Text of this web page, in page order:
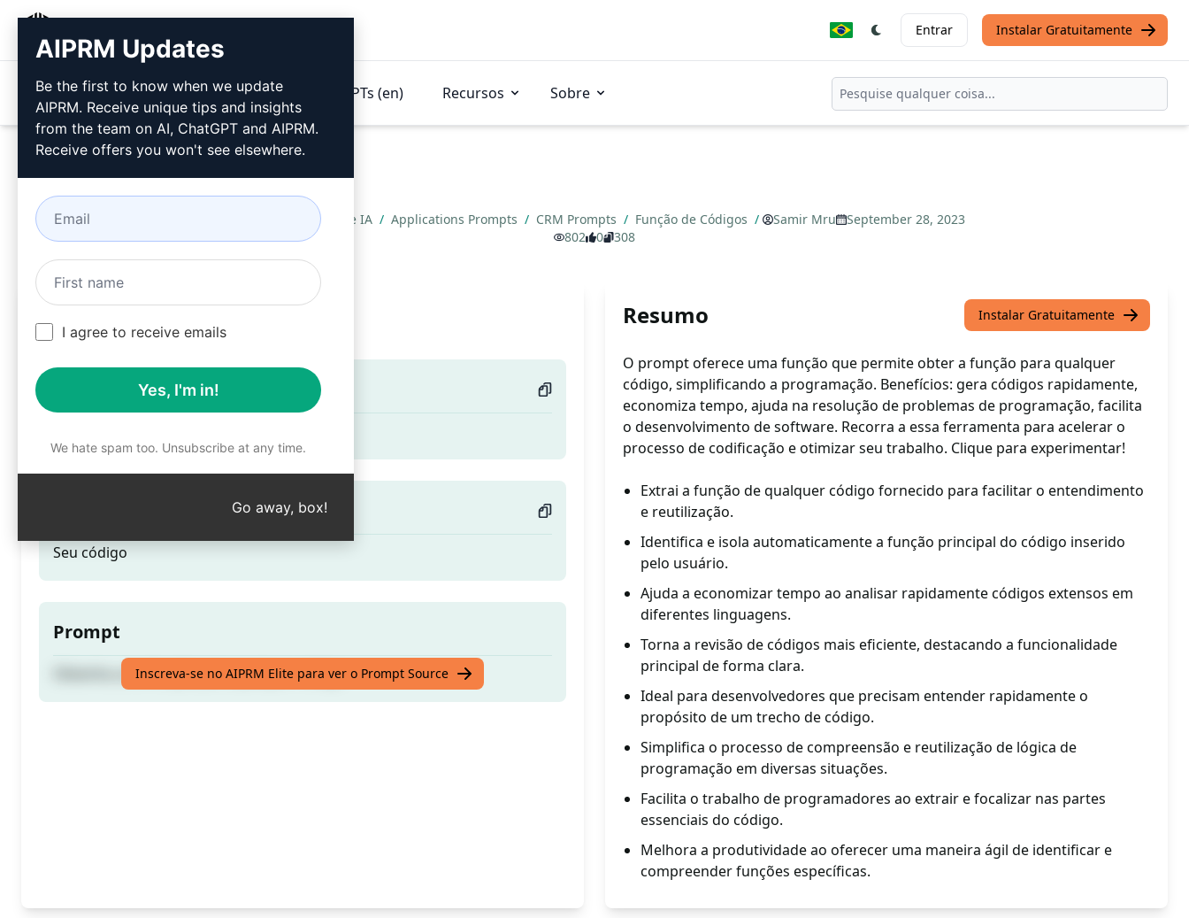
Entrar Instalar Gratuitamente
Produtos Preços Prompts GPTs (en) Recursos Sobre
Prompts de IA / Applications Prompts / CRM Prompts / Função de Códigos / Samir Mru
September 28, 2023
802
0 308
Função de Códigos
Seu código
Prompt
Obtenha uma função para qualquer código
Inscreva-se no AIPRM Elite para ver o Prompt Source
Resumo Instalar Gratuitamente
O prompt oferece uma função que permite obter a função para qualquer
código, simplificando a programação. Benefícios: gera códigos rapidamente,
economiza tempo, ajuda na resolução de problemas de programação, facilita
o desenvolvimento de software. Recorra a essa ferramenta para acelerar o
processo de codificação e otimizar seu trabalho. Clique para experimentar!
Extrai a função de qualquer código fornecido para facilitar o entendimento
e reutilização.
Identifica e isola automaticamente a função principal do código inserido
pelo usuário.
Ajuda a economizar tempo ao analisar rapidamente códigos extensos em
diferentes linguagens.
Torna a revisão de códigos mais eficiente, destacando a funcionalidade
principal de forma clara.
Ideal para desenvolvedores que precisam entender rapidamente o
propósito de um trecho de código.
Simplifica o processo de compreensão e reutilização de lógica de
programação em diversas situações.
Facilita o trabalho de programadores ao extrair e focalizar nas partes
essenciais do código.
Melhora a produtividade ao oferecer uma maneira ágil de identificar e
compreender funções específicas.
AIPRM Updates
Be the first to know when we update
AIPRM. Receive unique tips and insights
from the team on AI, ChatGPT and AIPRM.
Receive offers you won't see elsewhere.
I agree to receive emails
Yes, I'm in!
We hate spam too. Unsubscribe at any time.
Go away, box!